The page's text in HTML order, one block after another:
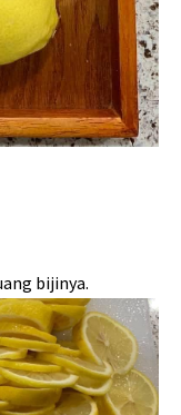
bijinya.